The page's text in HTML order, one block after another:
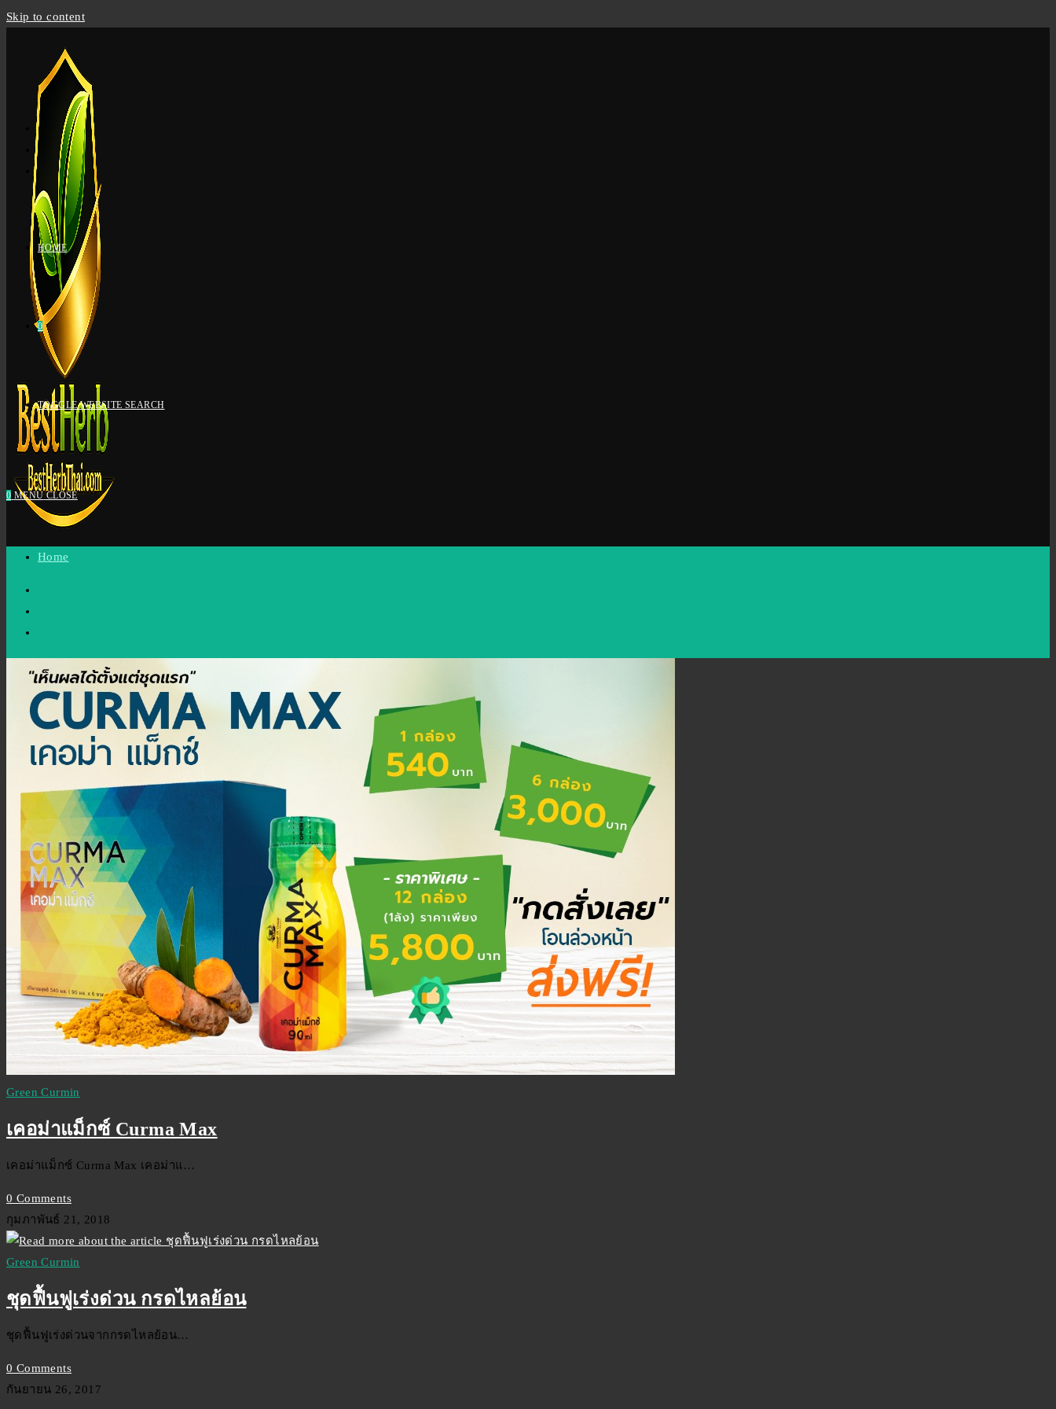
Skip to content
HOME
0
TOGGLE WEBSITE SEARCH
0 MENU CLOSE
Home
Green Curmin
เคอม่าแม็กซ์ Curma Max
เคอม่าแม็กซ์ Curma Max เคอม่าแ…
0 Comments
กุมภาพันธ์ 21, 2018
Green Curmin
ชุดฟื้นฟูเร่งด่วน กรดไหลย้อน
ชุดฟื้นฟูเร่งด่วนจากกรดไหลย้อน…
0 Comments
กันยายน 26, 2017